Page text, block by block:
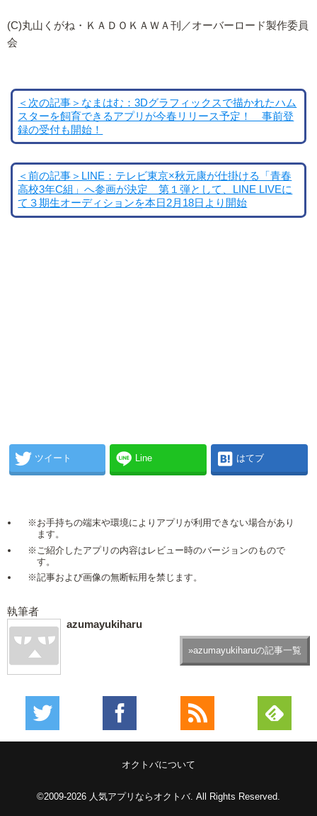
(C)丸山くがね・ＫＡＤＯＫＡＷＡ刊／オーバーロード製作委員
会
＜次の記事＞なまはむ：3Dグラフィックスで描かれたハム
スターを飼育できるアプリが今春リリース予定！ 事前登
録の受付も開始！
＜前の記事＞LINE：テレビ東京×秋元康が仕掛ける「青春
高校3年C組」へ参画が決定 第１弾として、LINE LIVEに
て３期生オーディションを本日2月18日より開始
ツイート Line はてブ
※お手持ちの端末や環境によりアプリが利用できない場合があり
ます。
※ご紹介したアプリの内容はレビュー時のバージョンのもので
す。
※記事および画像の無断転用を禁じます。
執筆者
azumayukiharu
»azumayukiharuの記事一覧
オクトバについて
©2009-2026 人気アプリならオクトバ. All Rights Reserved.